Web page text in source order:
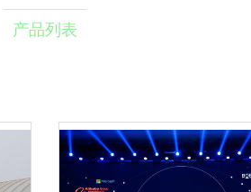
产品列表